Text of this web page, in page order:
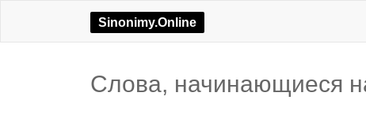
Sinonimy.Online
Слова, начинающиеся